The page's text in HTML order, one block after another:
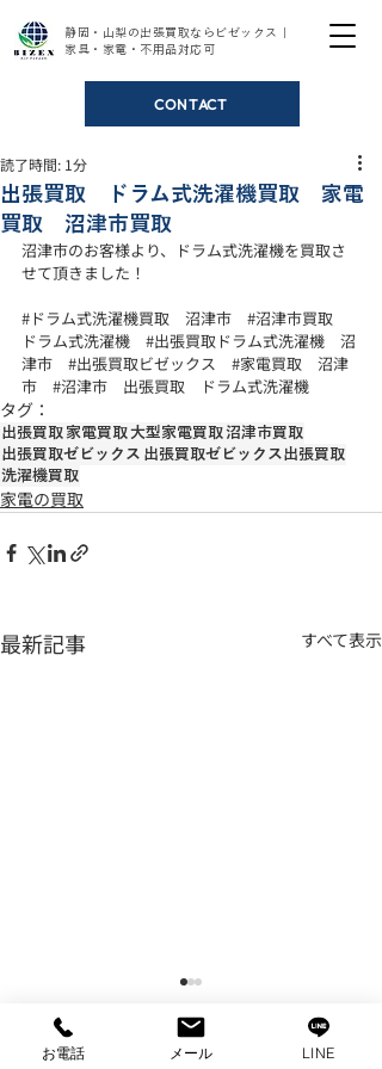
静岡・山梨の出張買取ならビゼックス｜
家具・家電・不用品対応可
CONTACT
出張買取 ドラム式洗濯機買取 家電
買取 沼津市買取
読了時間: 1分
沼津市のお客様より、ドラム式洗濯機を買取さ
せて頂きました！
#ドラム式洗濯機買取 沼津市 #沼津市買取
ドラム式洗濯機 #出張買取ドラム式洗濯機 沼
津市 #出張買取ビゼックス #家電買取 沼津
市 #沼津市 出張買取　ドラム式洗濯機
タグ：
出張買取 家電買取大型家電買取沼津市買取
出張買取ゼビックス 出張買取ゼビックス出張買取
洗濯機買取
家電の買取
最新記事 すべて表示
お電話 メール LINE